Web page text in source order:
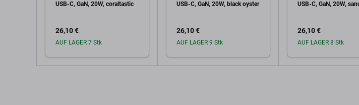
USB-C, GaN, 20W, coraltastic
26,10 €
AUF LAGER 7 Stk
USB-C, GaN, 20W, black oyster
26,10 €
AUF LAGER 9 Stk
USB-C, GaN, 20W,
26,10 €
AUF LAGER 8 Stk